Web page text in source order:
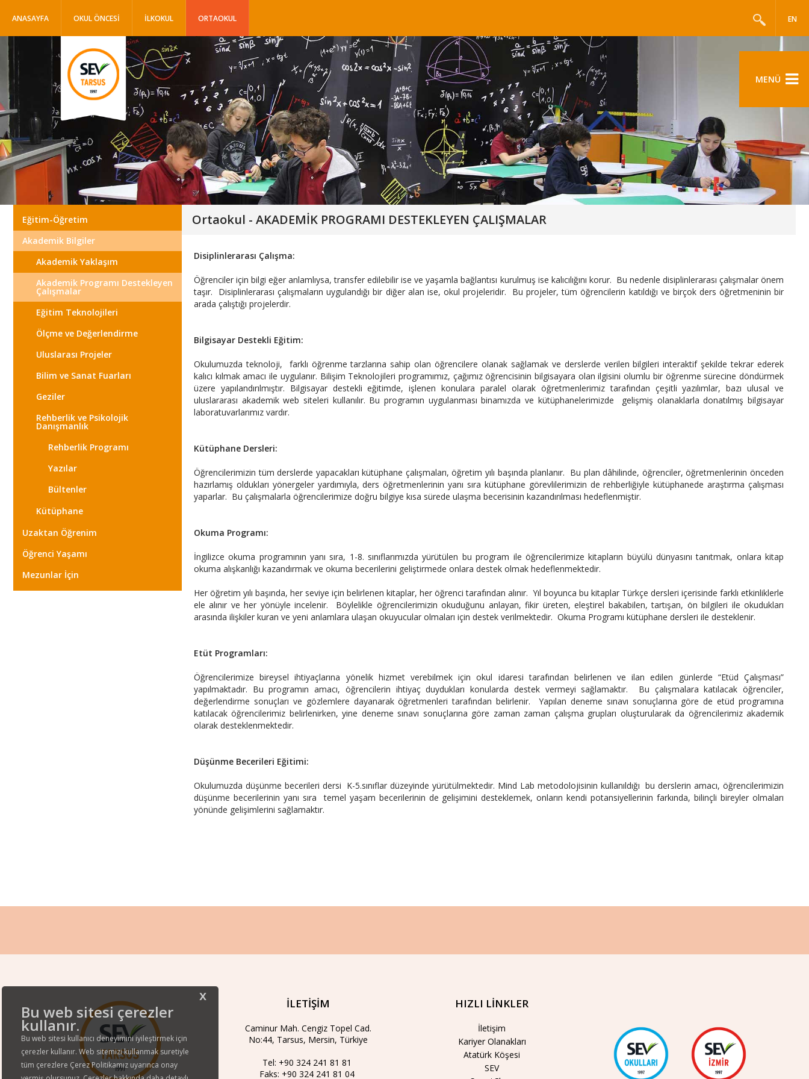
x
Bu web sitesi çerezler
kullanır.
Bu web sitesi kullanıcı deneyimini iyileştirmek için
çerezler kullanır. Web sitemizi kullanmak suretiyle
tüm çerezlere Çerez Politikamız uyarınca onay
ANASAYFA OKUL ÖNCESİ İLKOKUL ORTAOKUL EN
MENÜ
Ortaokul - AKADEMİK PROGRAMI DESTEKLEYEN ÇALIŞMALAR
Eğitim-Öğretim
Akademik Bilgiler
Akademik Yaklaşım
Akademik Programı Destekleyen
Çalışmalar
Eğitim Teknolojileri
Ölçme ve Değerlendirme
Uluslarası Projeler
Bilim ve Sanat Fuarları
Geziler
Rehberlik ve Psikolojik
Danışmanlık
Rehberlik Programı
Yazılar
Bültenler
Kütüphane
Uzaktan Öğrenim
Öğrenci Yaşamı
Mezunlar İçin
Disiplinlerarası Çalışma:
Öğrenciler için bilgi eğer anlamlıysa, transfer edilebilir ise ve yaşamla bağlantısı kurulmuş ise kalıcılığını korur. Bu nedenle disiplinlerarası çalışmalar önem
taşır. Disiplinlerarası çalışmaların uygulandığı bir diğer alan ise, okul projeleridir. Bu projeler, tüm öğrencilerin katıldığı ve birçok ders öğretmeninin bir
arada çalıştığı projelerdir.
Bilgisayar Destekli Eğitim:
Okulumuzda teknoloji, farklı öğrenme tarzlarına sahip olan öğrencilere olanak sağlamak ve derslerde verilen bilgileri interaktif şekilde tekrar ederek
kalıcı kılmak amacı ile uygulanır. Bilişim Teknolojileri programımız, çağımız öğrencisinin bilgisayara olan ilgisini olumlu bir öğrenme sürecine döndürmek
üzere yapılandırılmıştır. Bilgisayar destekli eğitimde, işlenen konulara paralel olarak öğretmenlerimiz tarafından çeşitli yazılımlar, bazı ulusal ve
uluslararası akademik web siteleri kullanılır. Bu programın uygulanması binamızda ve kütüphanelerimizde gelişmiş olanaklarla donatılmış bilgisayar
laboratuvarlarımız vardır.
Kütüphane Dersleri:
Öğrencilerimizin tüm derslerde yapacakları kütüphane çalışmaları, öğretim yılı başında planlanır. Bu plan dâhilinde, öğrenciler, öğretmenlerinin önceden
hazırlamış oldukları yönergeler yardımıyla, ders öğretmenlerinin yanı sıra kütüphane görevlilerimizin de rehberliğiyle kütüphanede araştırma çalışması
yaparlar. Bu çalışmalarla öğrencilerimize doğru bilgiye kısa sürede ulaşma becerisinin kazandırılması hedeflenmiştir.
Okuma Programı:
İngilizce okuma programının yanı sıra, 1-8. sınıflarımızda yürütülen bu program ile öğrencilerimize kitapların büyülü dünyasını tanıtmak, onlara kitap
okuma alışkanlığı kazandırmak ve okuma becerilerini geliştirmede onlara destek olmak hedeflenmektedir.
Her öğretim yılı başında, her seviye için belirlenen kitaplar, her öğrenci tarafından alınır. Yıl boyunca bu kitaplar Türkçe dersleri içerisinde farklı etkinliklerle
ele alınır ve her yönüyle incelenir. Böylelikle öğrencilerimizin okuduğunu anlayan, fikir üreten, eleştirel bakabilen, tartışan, ön bilgileri ile okudukları
arasında ilişkiler kuran ve yeni anlamlara ulaşan okuyucular olmaları için destek verilmektedir. Okuma Programı kütüphane dersleri ile desteklenir.
Etüt Programları:
Öğrencilerimize bireysel ihtiyaçlarına yönelik hizmet verebilmek için okul idaresi tarafından belirlenen ve ilan edilen günlerde “Etüd Çalışması”
yapılmaktadır. Bu programın amacı, öğrencilerin ihtiyaç duydukları konularda destek vermeyi sağlamaktır. Bu çalışmalara katılacak öğrenciler,
değerlendirme sonuçları ve gözlemlere dayanarak öğretmenleri tarafından belirlenir. Yapılan deneme sınavı sonuçlarına göre de etüd programına
katılacak öğrencilerimiz belirlenirken, yine deneme sınavı sonuçlarına göre zaman zaman çalışma grupları oluşturularak da öğrencilerimiz akademik
olarak desteklenmektedir.
Düşünme Becerileri Eğitimi:
Okulumuzda düşünme becerileri dersi K-5.sınıflar düzeyinde yürütülmektedir. Mind Lab metodolojisinin kullanıldığı bu derslerin amacı, öğrencilerimizin
düşünme becerilerinin yanı sıra temel yaşam becerilerinin de gelişimini desteklemek, onların kendi potansiyellerinin farkında, bilinçli bireyler olmaları
yönünde gelişimlerini sağlamaktır.
İLETİŞİM
Caminur Mah. Cengiz Topel Cad.
No:44, Tarsus, Mersin, Türkiye
Tel: +90 324 241 81 81
Faks: +90 324 241 81 04
HIZLI LİNKLER
İletişim
Kariyer Olanakları
Atatürk Köşesi
SEV